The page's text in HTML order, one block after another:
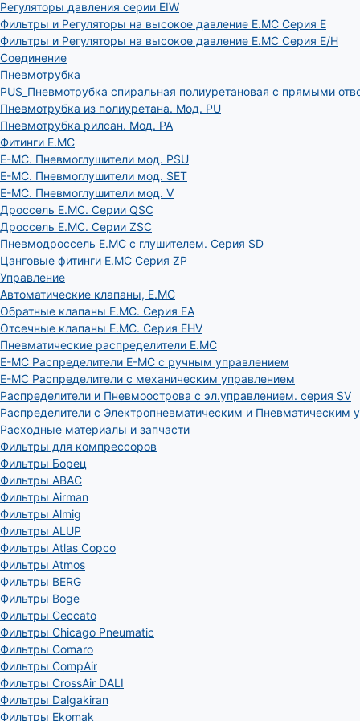
Регуляторы давления серии EIW
Фильтры и Регуляторы на высокое давление E.MC Серия E
Фильтры и Регуляторы на высокое давление E.MC Серия E/H
Соединение
Пневмотрубка
PUS_Пневмотрубка спиральная полиуретановая с прямыми
Пневмотрубка из полиуретана. Мод. РU
Пневмотрубка рилсан. Мод. PA
Фитинги E.MC
E-MC. Пневмоглушители мод. PSU
E-MC. Пневмоглушители мод. SET
E-MC. Пневмоглушители мод. V
Дроссель E.MC. Серии QSC
Дроссель E.MC. Серии ZSC
Пневмодроссель E.MC с глушителем. Серия SD
Цанговые фитинги E.MC Серия ZP
Управление
Автоматические клапаны, Е.МС
Обратные клапаны E.MC. Серия EA
Отсечные клапаны E.MC. Серия EHV
Пневматические распределители E.MC
E-MC Распределители E-MC с ручным управлением
E-MC Распределители с механическим управлением
Распределители и Пневмоострова с эл.управлением. серия SV
Распределители с Электропневматическим и Пневматическим
Расходные материалы и запчасти
Фильтры для компрессоров
Фильтры Борец
Фильтры ABAC
Фильтры Airman
Фильтры Almig
Фильтры ALUP
Фильтры Atlas Copco
Фильтры Atmos
Фильтры BERG
Фильтры Boge
Фильтры Ceccato
Фильтры Chicago Pneumatic
Фильтры Comaro
Фильтры CompAir
Фильтры CrossAir DALI
Фильтры Dalgakiran
Фильтры Ekomak